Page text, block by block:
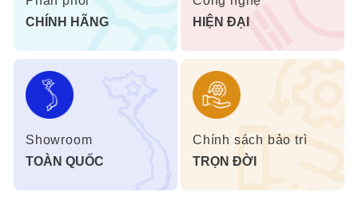
CHÍNH HÃNG
HIỆN ĐẠI
Showroom
TOÀN QUỐC
Chính sách bảo trì
TRỌN ĐỜI